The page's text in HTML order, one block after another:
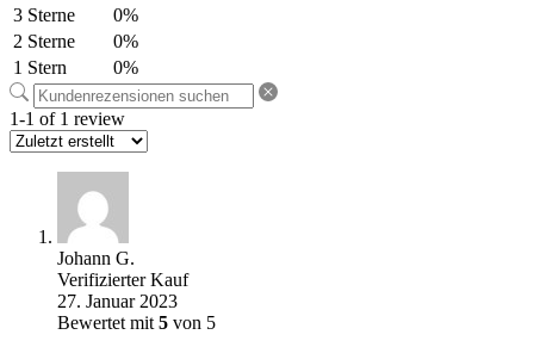
3 Sterne
0%
2 Sterne
0%
1 Stern
0%
1-1 of 1 review
Johann G.
Verifizierter Kauf
27. Januar 2023
Bewertet mit 5 von 5